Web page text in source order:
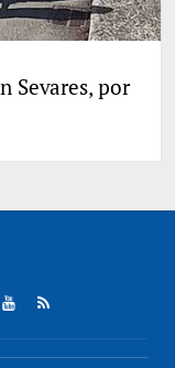
Sevares, por